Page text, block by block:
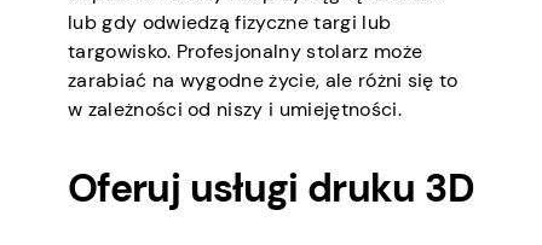
lub gdy odwiedzą fizyczne targi lub
targowisko. Profesjonalny stolarz może
zarabiać na wygodne życie, ale różni się to
w zależności od niszy i umiejętności.
Oferuj usługi druku 3D